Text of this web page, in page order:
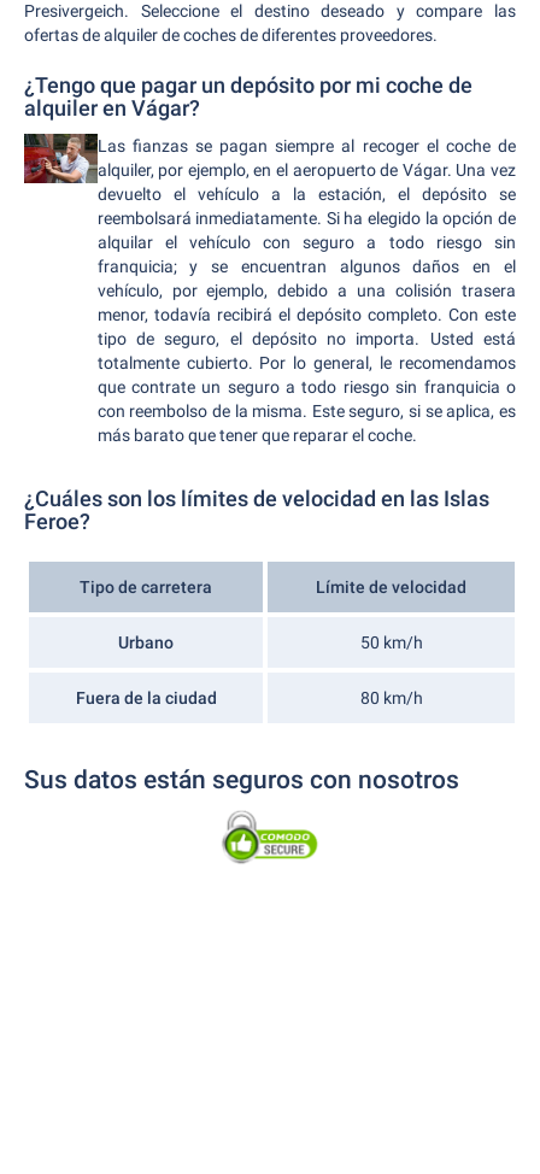
Presivergeich. Seleccione el destino deseado y compare las
ofertas de alquiler de coches de diferentes proveedores.
¿Tengo que pagar un depósito por mi coche de
alquiler en Vágar?
Las fianzas se pagan siempre al recoger el coche de
alquiler, por ejemplo, en el aeropuerto de Vágar. Una vez
devuelto el vehículo a la estación, el depósito se
reembolsará inmediatamente. Si ha elegido la opción de
alquilar el vehículo con seguro a todo riesgo sin
franquicia; y se encuentran algunos daños en el
vehículo, por ejemplo, debido a una colisión trasera
menor, todavía recibirá el depósito completo. Con este
tipo de seguro, el depósito no importa. Usted está
totalmente cubierto. Por lo general, le recomendamos
que contrate un seguro a todo riesgo sin franquicia o
con reembolso de la misma. Este seguro, si se aplica, es
más barato que tener que reparar el coche.
¿Cuáles son los límites de velocidad en las Islas
Feroe?
Tipo de carretera Límite de velocidad
Urbano 50 km/h
Fuera de la ciudad 80 km/h
Sus datos están seguros con nosotros